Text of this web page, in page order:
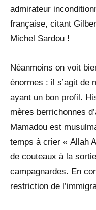
admirateur
française, citant
Michel Sardou !
Néanmoins on voit
énormes : il s’agit de
ayant un bon profil.
mères berrichonnes
Mamadou est
temps à crier « Allah
de couteaux à la
campagnardes. En
restriction de